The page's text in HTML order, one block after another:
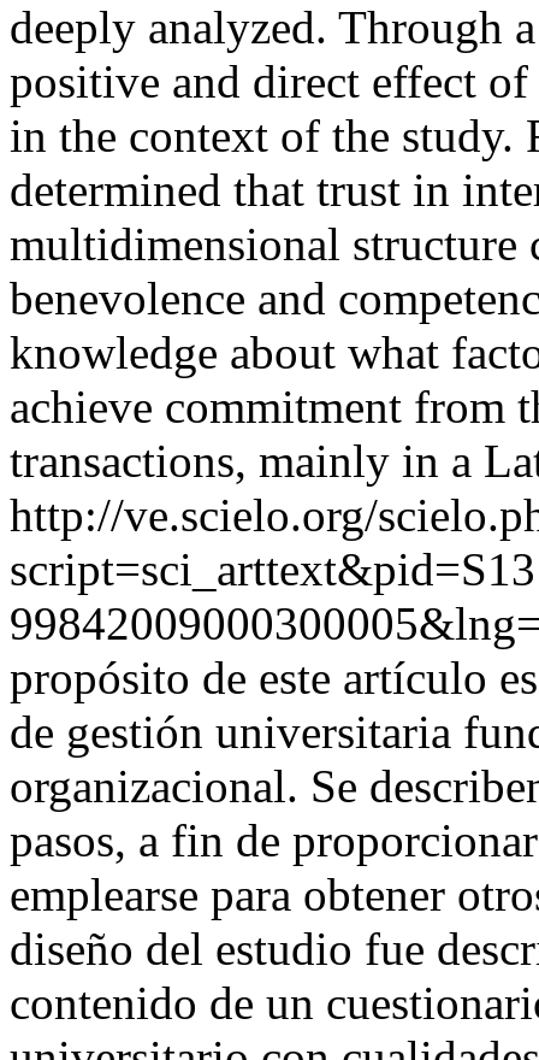
deeply analyzed. Through
positive and direct effect
in the context of the study.
determined that trust in
multidimensional structure
benevolence and
knowledge about what
achieve commitment from
transactions, mainly in a
http://ve.scielo.org/
propósito de este artículo
de gestión universitaria
organizacional. Se
pasos, a fin de
emplearse para obtener
diseño del estudio fue
contenido de un